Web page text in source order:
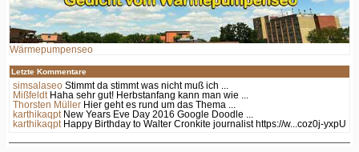
Wärmepumpenseo
Letzte Kommentare
simsalaseo Stimmt da stimmt was nicht muß ich ...
Mißfeldt Haha sehr gut! Herbstanfang kann man wie ...
Thorsten Müller Hier geht es rund um das Thema ...
karthikaqpt New Years Eve Day 2016 Google Doodle ...
karthikaqpt Happy Birthday to Walter Cronkite journalist https://w...coz0j-yxpU